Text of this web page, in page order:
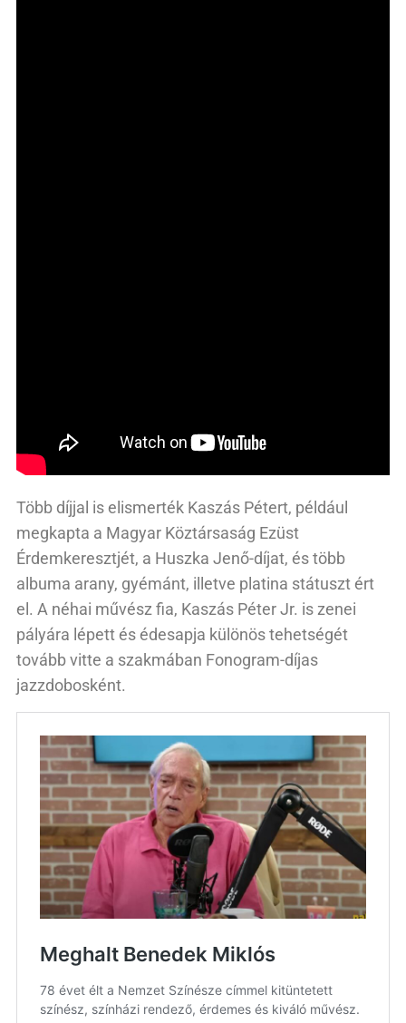
Több díjjal is elismerték Kaszás Pétert, például
megkapta a Magyar Köztársaság Ezüst
Érdemkeresztjét, a Huszka Jenő-díjat, és több
albuma arany, gyémánt, illetve platina státuszt ért
el. A néhai művész fia, Kaszás Péter Jr. is zenei
pályára lépett és édesapja különös tehetségét
tovább vitte a szakmában Fonogram-díjas
jazzdobosként.